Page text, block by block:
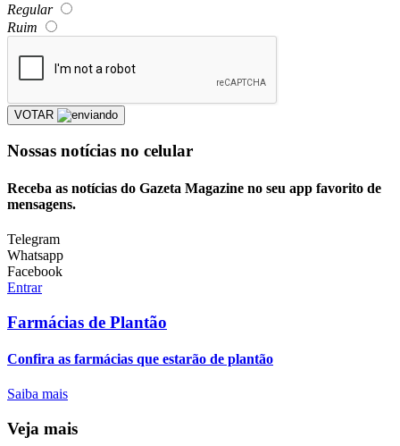
Regular
Ruim
VOTAR
Nossas notícias no celular
Receba as notícias do Gazeta Magazine no seu app favorito de
mensagens.
Telegram
Whatsapp
Facebook
Entrar
Farmácias de Plantão
Confira as farmácias que estarão de plantão
Saiba mais
Veja mais